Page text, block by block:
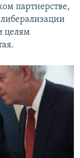
партнерстве,
целям